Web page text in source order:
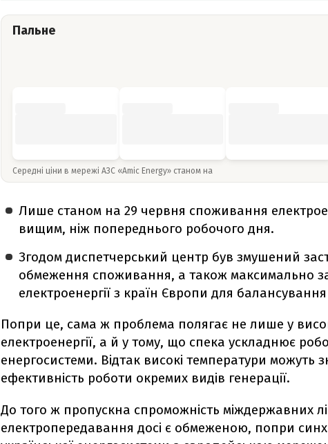
Пальне
Середні ціни в мережі АЗС «Amic Energy» станом на
Лише станом на 29 червня споживання
вищим, ніж попереднього робочого дня.
Згодом диспетчерський центр був змушений
обмеження споживання, а також максимально
електроенергії з країн Європи для
Попри це, сама ж проблема полягає не лише у
електроенергії, а й у тому, що спека ускладнює
енергосистеми. Відтак високі температури можуть
ефективність роботи окремих видів генерації.
До того ж пропускна спроможність міждержавних
електропередавання досі є обмеженою, попри